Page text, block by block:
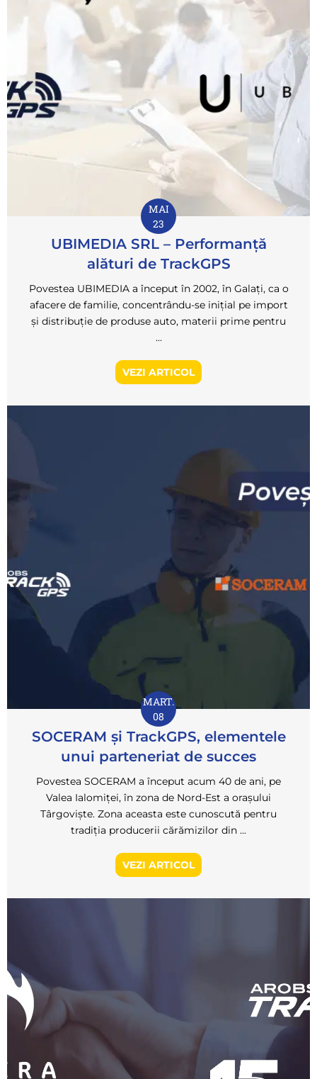
MAI
23
UBIMEDIA SRL – Performanță
alături de TrackGPS
Povestea UBIMEDIA a început în 2002, în Galați, ca o
afacere de familie, concentrându-se inițial pe import
și distribuție de produse auto, materii prime pentru
...
VEZI ARTICOL
MART.
08
SOCERAM și TrackGPS, elementele
unui parteneriat de succes
Povestea SOCERAM a început acum 40 de ani, pe
Valea Ialomiței, în zona de Nord-Est a orașului
Târgoviște. Zona aceasta este cunoscută pentru
tradiția producerii cărămizilor din ...
VEZI ARTICOL